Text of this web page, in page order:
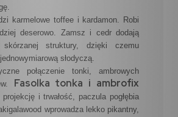
karmelowe toffee i kardamon. Robi
deserowo. Zamsz i cedr dodają
struktury, dzięki czemu
słodyczą.
połączenie tonki, ambrowych
Fasolka tonka i ambrofix
i trwałość, paczula pogłębia
wprowadza lekko pikantny,